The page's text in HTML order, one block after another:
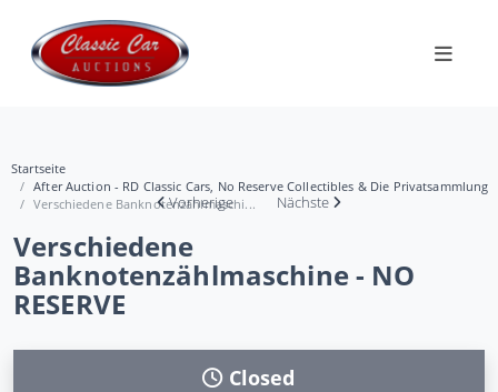
Startseite
After Auction - RD Classic Cars, No Reserve Collectibles & Die Privatsammlung
Verschiedene Banknotenzählmaschi...
Vorherige Nächste
Verschiedene
Banknotenzählmaschine - NO
RESERVE
Closed